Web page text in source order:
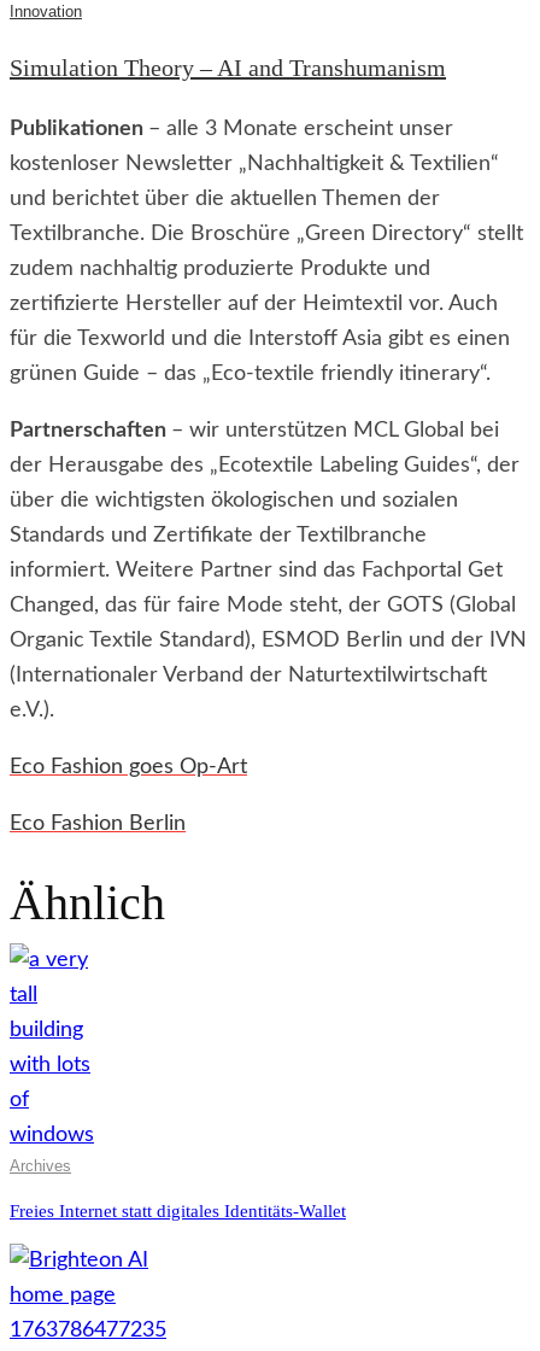
Innovation
Simulation Theory – AI and Transhumanism
Publikationen – alle 3 Monate erscheint unser
kostenloser Newsletter „Nachhaltigkeit & Textilien“
und berichtet über die aktuellen Themen der
Textilbranche. Die Broschüre „Green Directory“ stellt
zudem nachhaltig produzierte Produkte und
zertifizierte Hersteller auf der Heimtextil vor. Auch
für die Texworld und die Interstoff Asia gibt es einen
grünen Guide – das „Eco-textile friendly itinerary“.
Partnerschaften – wir unterstützen MCL Global bei
der Herausgabe des „Ecotextile Labeling Guides“, der
über die wichtigsten ökologischen und sozialen
Standards und Zertifikate der Textilbranche
informiert. Weitere Partner sind das Fachportal Get
Changed, das für faire Mode steht, der GOTS (Global
Organic Textile Standard), ESMOD Berlin und der IVN
(Internationaler Verband der Naturtextilwirtschaft
e.V.).
Eco Fashion goes Op-Art
Eco Fashion Berlin
Ähnlich
Archives
Freies Internet statt digitales Identitäts-Wallet